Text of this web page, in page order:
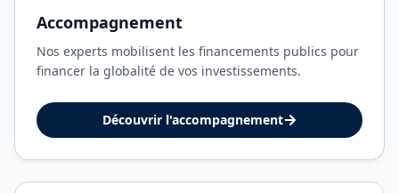
Accompagnement
Nos experts mobilisent les financements publics pour
financer la globalité de vos investissements.
Découvrir l'accompagnement